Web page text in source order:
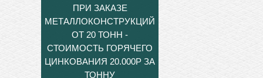
ПРИ ЗАКАЗЕ
МЕТАЛЛОКОНСТРУКЦИЙ
ОТ 20 ТОНН -
СТОИМОСТЬ ГОРЯЧЕГО
ЦИНКОВАНИЯ 20.000Р ЗА
ТОННУ